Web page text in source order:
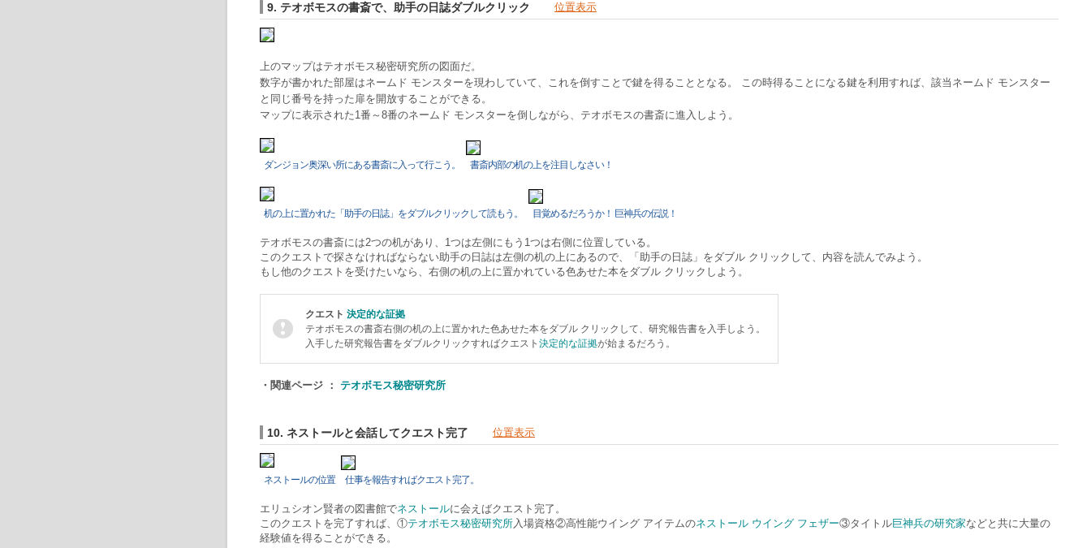
9. テオボモスの書斎で、助手の日誌ダブルクリック 位置表示
上のマップはテオボモス秘密研究所の図面だ。
数字が書かれた部屋はネームド モンスターを現わしていて、これを倒すことで鍵を得ることとなる。 この時得ることになる鍵を利用すれば、該当ネームド モンスター
と同じ番号を持った扉を開放することができる。
マップに表示された1番～8番のネームド モンスターを倒しながら、テオボモスの書斎に進入しよう。
ダンジョン奥深い所にある書斎に入って行こう。 書斎内部の机の上を注目しなさい！
机の上に置かれた「助手の日誌」をダブルクリックして読もう。 目覚めるだろうか！ 巨神兵の伝説！
テオボモスの書斎には2つの机があり、1つは左側にもう1つは右側に位置している。
このクエストで探さなければならない助手の日誌は左側の机の上にあるので、「助手の日誌」をダブル クリックして、内容を読んでみよう。
もし他のクエストを受けたいなら、右側の机の上に置かれている色あせた本をダブル クリックしよう。
クエスト 決定的な証拠
テオボモスの書斎右側の机の上に置かれた色あせた本をダブル クリックして、研究報告書を入手しよう。
入手した研究報告書をダブルクリックすればクエスト 決定的な証拠が始まるだろう。
・関連ページ ： テオボモス秘密研究所
10. ネストールと会話してクエスト完了 位置表示
ネストールの位置 仕事を報告すればクエスト完了。
エリュシオン賢者の図書館でネストールに会えばクエスト完了。
このクエストを完了すれば、①テオボモス秘密研究所入場資格②高性能ウイング アイテムのネストール ウイング フェザー③タイトル巨神兵の研究家などと共に大量の
経験値を得ることができる。